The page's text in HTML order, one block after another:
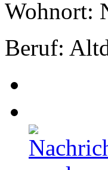
Wohnort:
Beruf: